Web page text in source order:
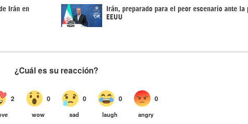
Irán en Irán, preparado para el peor escenario ante la
EEUU